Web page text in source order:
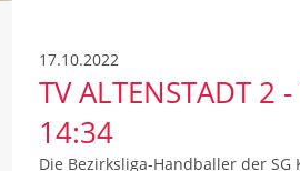
17.10.2022
TV ALTENSTADT 2
14:34
Die Bezirksliga-Handballer der